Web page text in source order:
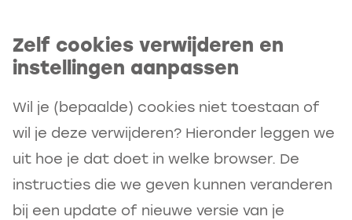
Zelf cookies verwijderen en
instellingen aanpassen
Wil je (bepaalde) cookies niet toestaan of
wil je deze verwijderen? Hieronder leggen we
uit hoe je dat doet in welke browser. De
instructies die we geven kunnen veranderen
bij een update of nieuwe versie van je